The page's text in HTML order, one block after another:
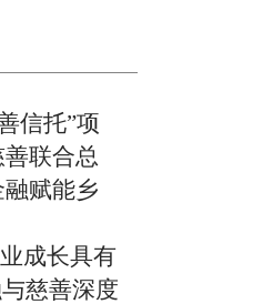
信托”项
善联合总
赋能乡
成长具有
慈善深度